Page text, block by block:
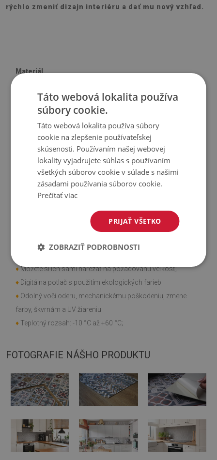
rýchlo zmeniť dizajn interiéru a dať mu nový vzhľad.
Materiál
Vinyl vystužený PES sieťovinou s lepidlom
Veľkosť panelu: 100x50 cm
Hrúbka obkladu (dlažby): 1,6 mm
Použitie
Interiéry izieb;
Steny, podlahy, stropy;
Môže sa lepiť na panely, obklady, kov alebo farbu.
♦Môžete si ich sami narezať na požadovanú veľkosť;
♦ Digitálna potlač s použitím ekologických farieb
♦ Odolný voči oderu, mechanickému poškodeniu, zmene
farby, škvrnám a UV žiareniu
♦ Teplotný rozsah: -10 °C až +60 °C;
FOTOGRAFIE NÁŠHO PRODUKTU
Táto webová lokalita používa
súbory cookie.
Táto webová lokalita používa súbory
cookie na zlepšenie používateľskej
skúsenosti. Používaním našej webovej
lokality vyjadrujete súhlas s používaním
všetkých súborov cookie v súlade s našimi
zásadami používania súborov cookie.
Prečítať viac
PRIJAŤ VŠETKO
ZOBRAZIŤ PODROBNOSTI